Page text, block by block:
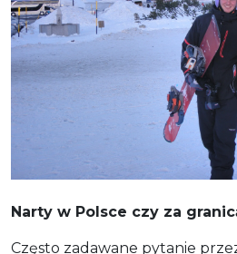
Narty w Polsce czy za
Często zadawane pytanie